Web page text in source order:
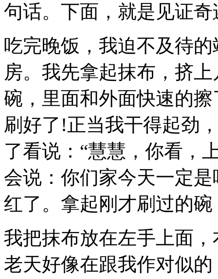
句话。下面，就是见证
吃完晚饭，我迫不及待
房。我先拿起抹布，挤
碗，里面和外面快速的
刷好了!正当我干得起劲
了看说：“慧慧，你看，
会说：你们家今天一定
红了。拿起刚才刷过的
我把抹布放在左手上面
老天好像在跟我作对似